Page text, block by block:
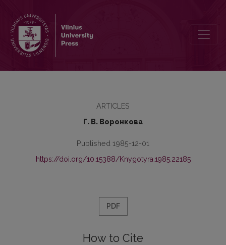
ARTICLES
Г. В. Воронкова
Published 1985-12-01
https://doi.org/10.15388/Knygotyra.1985.22185
PDF
How to Cite